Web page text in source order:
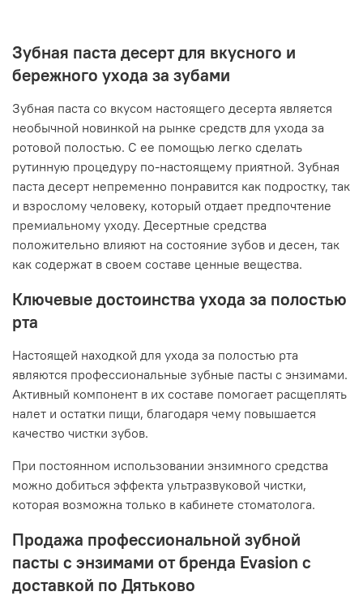
Зубная паста десерт для вкусного и
бережного ухода за зубами
Зубная паста со вкусом настоящего десерта является
необычной новинкой на рынке средств для ухода за
ротовой полостью. С ее помощью легко сделать
рутинную процедуру по-настоящему приятной. Зубная
паста десерт непременно понравится как подростку, так
и взрослому человеку, который отдает предпочтение
премиальному уходу. Десертные средства
положительно влияют на состояние зубов и десен, так
как содержат в своем составе ценные вещества.
Ключевые достоинства ухода за полостью
рта
Настоящей находкой для ухода за полостью рта
являются профессиональные зубные пасты с энзимами.
Активный компонент в их составе помогает расщеплять
налет и остатки пищи, благодаря чему повышается
качество чистки зубов.
При постоянном использовании энзимного средства
можно добиться эффекта ультразвуковой чистки,
которая возможна только в кабинете стоматолога.
Продажа профессиональной зубной
пасты с энзимами от бренда Evasion с
доставкой по Дятьково